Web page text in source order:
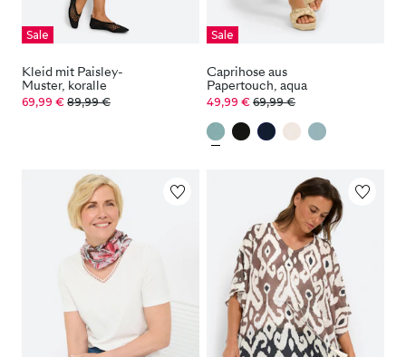
Sale
Kleid mit Paisley-
Muster, koralle
69,99 € 89,99 €
Sale
Caprihose aus
Papertouch, aqua
49,99 € 69,99 €